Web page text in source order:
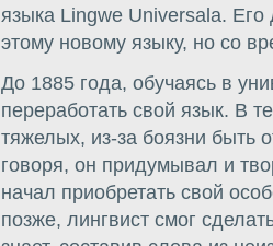
языка Lingwe Universala.
этому новому языку, но со
До 1885 года, обучаясь в
переработать свой язык. В
тяжелых, из-за боязни быть
говоря, он придумывал и
начал приобретать свой
позже, лингвист смог